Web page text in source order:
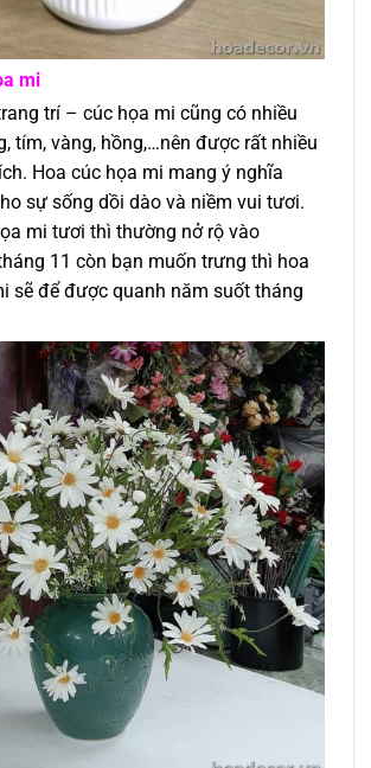
mi
trí – cúc họa mi cũng có nhiều
tím, vàng, hồng,…nên được rất nhiều
Hoa cúc họa mi mang ý nghĩa
sự sống dồi dào và niềm vui tươi.
mi tươi thì thường nở rộ vào
11 còn bạn muốn trưng thì hoa
sẽ để được quanh năm suốt tháng